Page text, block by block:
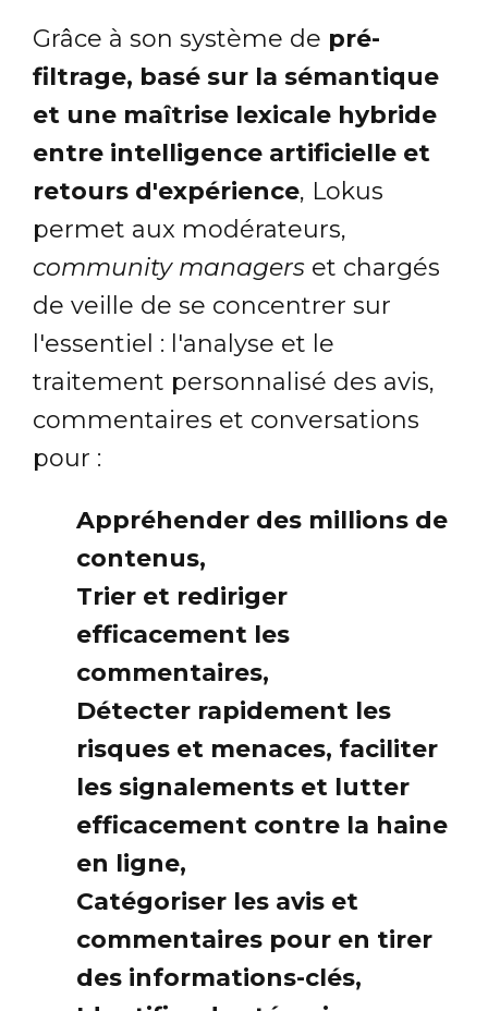
Grâce à son système de pré-
filtrage, basé sur la sémantique
et une maîtrise lexicale hybride
entre intelligence artificielle et
retours d'expérience, Lokus
permet aux modérateurs,
community managers et chargés
de veille de se concentrer sur
l'essentiel : l'analyse et le
traitement personnalisé des avis,
commentaires et conversations
pour :
Appréhender des millions de
contenus,
Trier et rediriger
efficacement les
commentaires,
Détecter rapidement les
risques et menaces, faciliter
les signalements et lutter
efficacement contre la haine
en ligne,
Catégoriser les avis et
commentaires pour en tirer
des informations-clés,